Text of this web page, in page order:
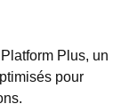
Plus, un
pour